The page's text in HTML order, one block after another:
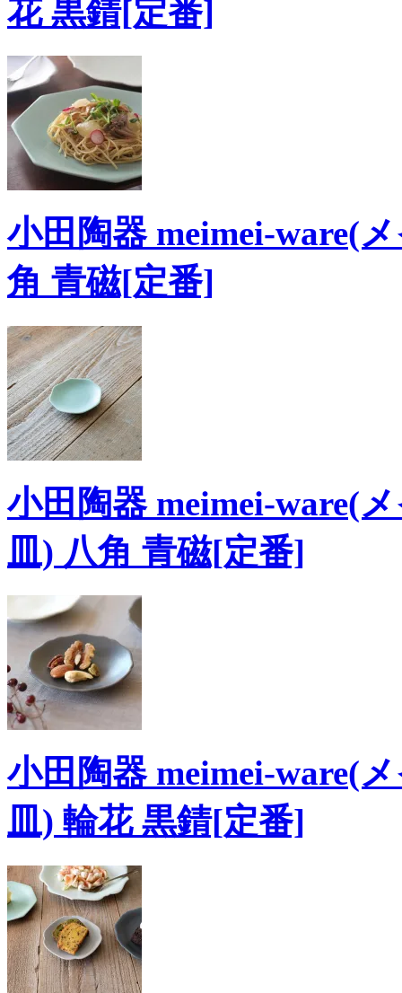
花 黒錆[定番]
小田陶器 meimei-ware(
角 青磁[定番]
小田陶器 meimei-ware(
皿) 八角 青磁[定番]
小田陶器 meimei-ware(
皿) 輪花 黒錆[定番]